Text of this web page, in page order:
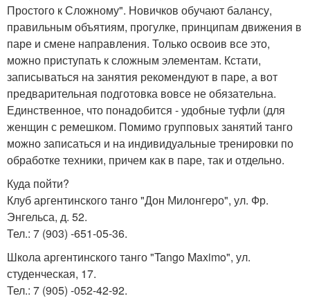
Простого к Сложному". Новичков обучают балансу,
правильным объятиям, прогулке, принципам движения в
паре и смене направления. Только освоив все это,
можно приступать к сложным элементам. Кстати,
записываться на занятия рекомендуют в паре, а вот
предварительная подготовка вовсе не обязательна.
Единственное, что понадобится - удобные туфли (для
женщин с ремешком. Помимо групповых занятий танго
можно записаться и на индивидуальные тренировки по
обработке техники, причем как в паре, так и отдельно.
Куда пойти?
Клуб аргентинского танго "Дон Милонгеро", ул. Фр.
Энгельса, д. 52.
Тел.: 7 (903) -651-05-36.
Школа аргентинского танго "Tango Maximo", ул.
студенческая, 17.
Тел.: 7 (905) -052-42-92.